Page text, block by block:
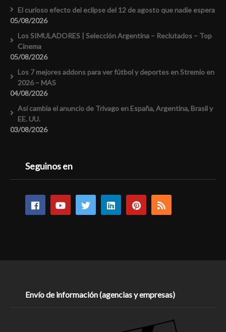
El curioso efecto del eclipse del 12 de agosto que nadie espera
05/08/2026
Los SIMULADORES | Selección Argentina – Reclutados – Top
Cinema
05/08/2026
Los 7 mejores addons para ver fútbol y deportes en Stremio en
2026 – MAS
04/08/2026
Así cambia el anuncio de Trivago en España, Argentina, Brasil y
EE. UU.
03/08/2026
Seguinos en
Envío de información (agencias y empresas)